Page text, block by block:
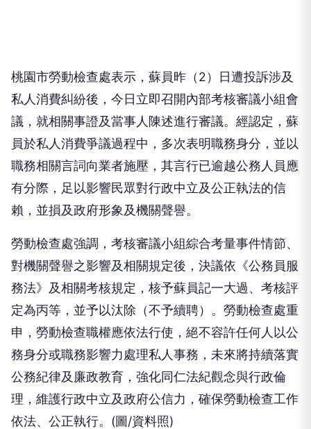
桃園市勞動檢查處表示，蘇員昨（2）日遭投訴涉及
私人消費糾紛後，今日立即召開內部考核審議小組會
議，就相關事證及當事人陳述進行審議。經認定，蘇
員於私人消費爭議過程中，多次表明職務身分，並以
職務相關言詞向業者施壓，其言行已逾越公務人員應
有分際，足以影響民眾對行政中立及公正執法的信
賴，並損及政府形象及機關聲譽。
勞動檢查處強調，考核審議小組綜合考量事件情節、
對機關聲譽之影響及相關規定後，決議依《公務員服
務法》及相關考核規定，核予蘇員記一大過、考核評
定為丙等，並予以汰除（不予續聘）。勞動檢查處重
申，勞動檢查職權應依法行使，絕不容許任何人以公
務身分或職務影響力處理私人事務，未來將持續落實
公務紀律及廉政教育，強化同仁法紀觀念與行政倫
理，維護行政中立及政府公信力，確保勞動檢查工作
依法、公正執行。(圖/資料照)